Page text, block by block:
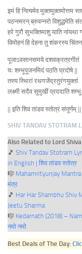
इमं हि नित्यमेव मुक्तमुक्तमोत्तम
पठन्स्मरन्‌ ब्रुवन्नरो विशुद्धमेति
हरे गुरौ सुभक्तिमाशु याति नांयथा
विमोहनं हि देहना तु शंकरस्य
पूजाऽवसानसमये दशवक्रत्रगीतं
यः शम्भूपूजनमिदं पठति प्रदोषे ||
तस्य स्थिरां रथगजेंद्रतुरंगयुक्तां
लक्ष्मी सदैव सुमुखीं प्रददाति
|| इति शिव तांडव स्तोत्रं संपूर्णम्‌ ||
SHIV TANDAV STOTRAM
Also Related to Lord
🎵 Shiv Tandav Stotram
in English | शिव तांडव स्तोत्र
🎼 Mahamrityunjay
मंत्र
🎵 Har Har Shambhu Shiv
Jeetu Sharma
🎼 Kedarnath (2018) –
नमो नमो
Best Deals of The Day: